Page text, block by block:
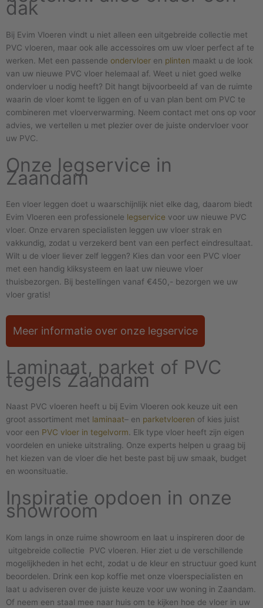
dak
Bij Evim Vloeren vindt u niet alleen een uitgebreide collectie met
PVC vloeren, maar ook alle accessoires om uw vloer perfect af te
werken. Met een passende ondervloer en plinten maakt u de look
van uw nieuwe PVC vloer helemaal af. Weet u niet goed welke
ondervloer u nodig heeft? Dit hangt bijvoorbeeld af van de ruimte
waarin de vloer komt te liggen en of u van plan bent om PVC te
combineren met vloerverwarming. Neem contact met ons op voor
advies, we vertellen u met plezier over de juiste ondervloer voor
uw PVC.
Onze legservice in
Zaandam
Een vloer leggen doet u waarschijnlijk niet elke dag, daarom biedt
Evim Vloeren een professionele legservice voor uw nieuwe PVC
vloer. Onze ervaren specialisten leggen uw vloer strak en
vakkundig, zodat u verzekerd bent van een perfect eindresultaat.
Wilt u de vloer liever zelf leggen? Kies dan voor een PVC vloer
met een handig kliksysteem en laat uw nieuwe vloer
thuisbezorgen. Bij bestellingen vanaf €450,- bezorgen we uw
vloer gratis!
Meer informatie over onze legservice
Laminaat, parket of PVC
tegels Zaandam
Naast PVC vloeren heeft u bij Evim Vloeren ook keuze uit een
groot assortiment met laminaat– en parketvloeren of kies juist
voor een PVC vloer in tegelvorm. Elk type vloer heeft zijn eigen
voordelen en unieke uitstraling. Onze experts helpen u graag bij
het kiezen van de vloer die het beste past bij uw smaak, budget
en woonsituatie.
Inspiratie opdoen in onze
showroom
Kom langs in onze ruime showroom en laat u inspireren door de
uitgebreide collectie PVC vloeren. Hier ziet u de verschillende
mogelijkheden in het echt, zodat u de kleur en structuur goed kunt
beoordelen. Drink een kop koffie met onze vloerspecialisten en
laat u adviseren over de juiste keuze voor uw woning in Zaandam.
Of neem een staal mee naar huis om te kijken hoe de vloer in uw